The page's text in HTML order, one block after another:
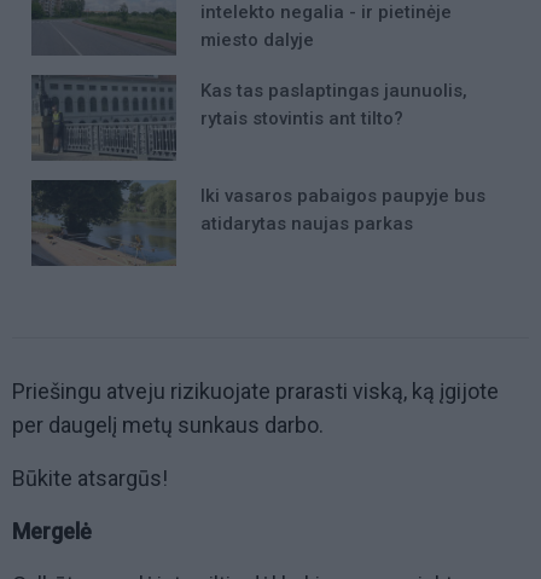
intelekto negalia - ir pietinėje
miesto dalyje
Kas tas paslaptingas jaunuolis,
rytais stovintis ant tilto?
Iki vasaros pabaigos paupyje bus
atidarytas naujas parkas
Priešingu atveju rizikuojate prarasti viską, ką įgijote
per daugelį metų sunkaus darbo.
Būkite atsargūs!
Mergelė